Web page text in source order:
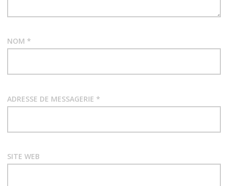
s
a
r
c
NOM *
ADRESSE DE MESSAGERIE *
SITE WEB